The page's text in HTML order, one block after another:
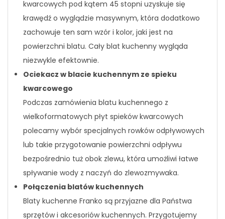
kwarcowych pod kątem 45 stopni uzyskuje się
krawędź o wyglądzie masywnym, która dodatkowo
zachowuje ten sam wzór i kolor, jaki jest na
powierzchni blatu. Cały blat kuchenny wygląda
niezwykle efektownie.
Ociekacz w blacie kuchennym ze spieku
kwarcowego
Podczas zamówienia blatu kuchennego z
wielkoformatowych płyt spieków kwarcowych
polecamy wybór specjalnych rowków odpływowych
lub takie przygotowanie powierzchni odpływu
bezpośrednio tuż obok zlewu, która umożliwi łatwe
spływanie wody z naczyń do zlewozmywaka.
Połączenia blatów kuchennych
Blaty kuchenne Franko są przyjazne dla Państwa
sprzętów i akcesoriów kuchennych. Przygotujemy